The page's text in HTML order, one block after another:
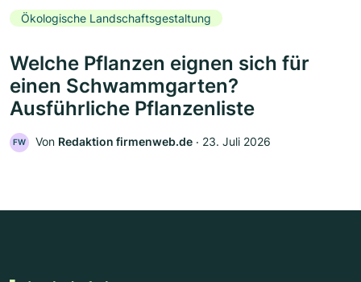
Ökologische Landschaftsgestaltung
Welche Pflanzen eignen sich für
einen Schwammgarten?
Ausführliche Pflanzenliste
FW Von Redaktion firmenweb.de ‧ 23. Juli 2026